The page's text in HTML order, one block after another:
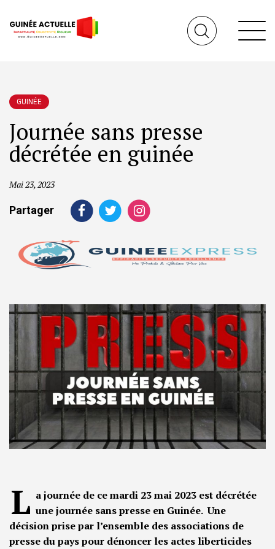
GUINÉE
Journée sans presse
décrétée en guinée
Mai 23, 2023
Partager
L a journée de ce mardi 23 mai 2023 est décrétée
une journée sans presse en Guinée. Une
décision prise par l’ensemble des associations de
presse du pays pour dénoncer les actes liberticides